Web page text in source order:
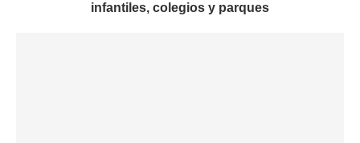
infantiles, colegios y parques